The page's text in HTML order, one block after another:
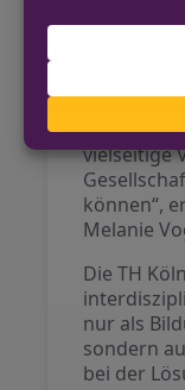
höhere
„Dieses
vielseitige
können“,
Melanie
Die TH
nur als
sondern
bei der